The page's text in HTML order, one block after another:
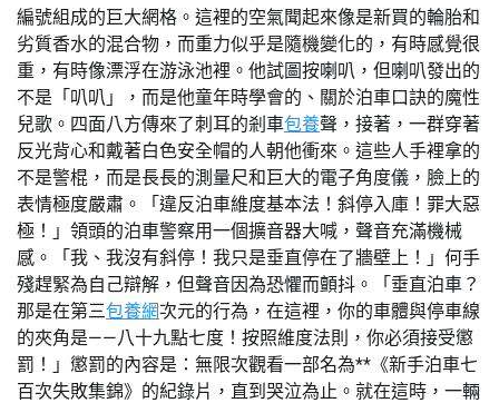
編號組成的巨大網格。這裡的空氣聞起來像是新買的輪胎和
劣質香水的混合物，而重力似乎是隨機變化的，有時感覺很
重，有時像漂浮在游泳池裡。他試圖按喇叭，但喇叭發出的
不是「叭叭」，而是他童年時學會的、關於泊車口訣的魔性
兒歌。四面八方傳來了刺耳的剎車包養聲，接著，一群穿著
反光背心和戴著白色安全帽的人朝他衝來。這些人手裡拿的
不是警棍，而是長長的測量尺和巨大的電子角度儀，臉上的
表情極度嚴肅。「違反泊車維度基本法！斜停入庫！罪大惡
極！」領頭的泊車警察用一個擴音器大喊，聲音充滿機械
感。「我、我沒有斜停！我只是垂直停在了牆壁上！」何手
殘趕緊為自己辯解，但聲音因為恐懼而顫抖。「垂直泊車？
那是在第三包養網次元的行為，在這裡，你的車體與停車線
的夾角是——八十九點七度！按照維度法則，你必須接受懲
罰！」懲罰的內容是：無限次觀看一部名為**《新手泊車七
百次失敗集錦》的紀錄片，直到哭泣為止。就在這時，一輛